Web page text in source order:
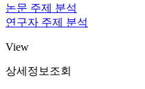
논문 주제 분석
연구자 주제 분석
View
상세정보조회